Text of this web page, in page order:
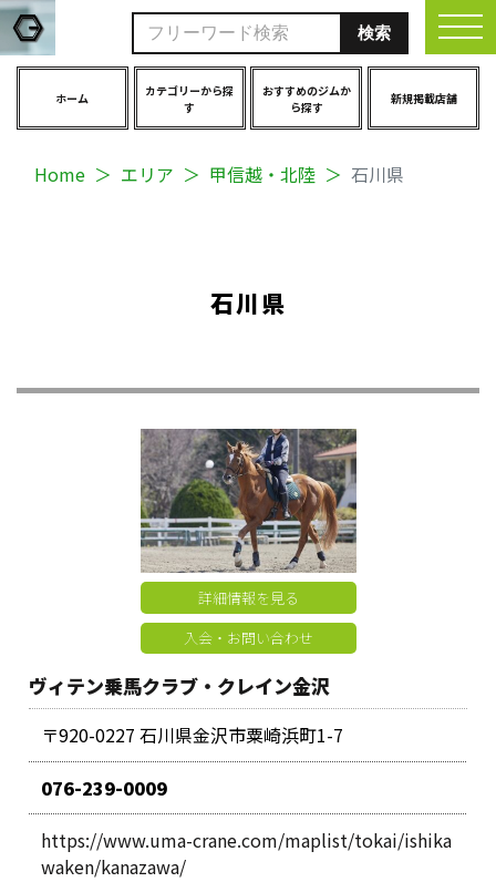
ホーム
カテゴリーから探
す
おすすめのジムか
ら探す
新規掲載店舗
Home エリア 甲信越・北陸 石川県
石川県
詳細情報を見る
入会・お問い合わせ
ヴィテン乗馬クラブ・クレイン金沢
〒920-0227 石川県金沢市粟崎浜町1-7
076-239-0009
https://www.uma-crane.com/maplist/tokai/ishika
waken/kanazawa/